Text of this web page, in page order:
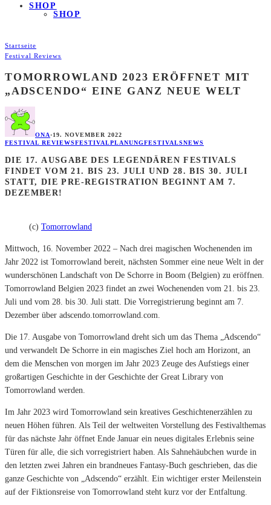
SHOP
SHOP
Startseite
Festival Reviews
TOMORROWLAND 2023 ERÖFFNET MIT
„ADSCENDO“ EINE GANZ NEUE WELT
ONA·19. NOVEMBER 2022
FESTIVAL REVIEWSFESTIVALPLANUNGFESTIVALSNEWS
DIE 17. AUSGABE DES LEGENDÄREN FESTIVALS
FINDET VOM 21. BIS 23. JULI UND 28. BIS 30. JULI
STATT, DIE PRE-REGISTRATION BEGINNT AM 7.
DEZEMBER!
(c) Tomorrowland
Mittwoch, 16. November 2022 – Nach drei magischen Wochenenden im
Jahr 2022 ist Tomorrowland bereit, nächsten Sommer eine neue Welt in der
wunderschönen Landschaft von De Schorre in Boom (Belgien) zu eröffnen.
Tomorrowland Belgien 2023 findet an zwei Wochenenden vom 21. bis 23.
Juli und vom 28. bis 30. Juli statt. Die Vorregistrierung beginnt am 7.
Dezember über adscendo.tomorrowland.com.
Die 17. Ausgabe von Tomorrowland dreht sich um das Thema „Adscendo“
und verwandelt De Schorre in ein magisches Ziel hoch am Horizont, an
dem die Menschen von morgen im Jahr 2023 Zeuge des Aufstiegs einer
großartigen Geschichte in der Geschichte der Great Library von
Tomorrowland werden.
Im Jahr 2023 wird Tomorrowland sein kreatives Geschichtenerzählen zu
neuen Höhen führen. Als Teil der weltweiten Vorstellung des Festivalthemas
für das nächste Jahr öffnet Ende Januar ein neues digitales Erlebnis seine
Türen für alle, die sich vorregistriert haben. Als Sahnehäubchen wurde in
den letzten zwei Jahren ein brandneues Fantasy-Buch geschrieben, das die
ganze Geschichte von „Adscendo“ erzählt. Ein wichtiger erster Meilenstein
auf der Fiktionsreise von Tomorrowland steht kurz vor der Entfaltung.